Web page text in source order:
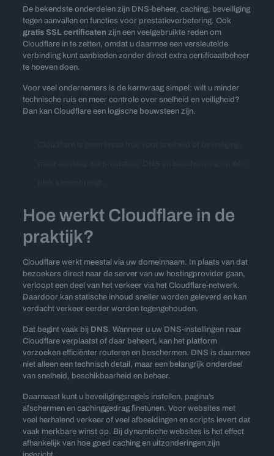
De bekendste onderdelen zijn DNS-beheer, caching, beveiliging
tegen aanvallen en functies voor prestatieverbetering. Ook
gratis SSL certificaten zijn een veelgebruikte reden om
Cloudflare in te zetten, omdat u daarmee een versleutelde
verbinding kunt aanbieden zonder direct extra certificaatbeheer
te hoeven doen.
Voor veel ondernemers is de kernvraag simpel: wilt u minder
technische ruis en meer controle over snelheid en veiligheid?
Dan kan Cloudflare een logische bouwsteen zijn.
Hoe werkt Cloudflare in de
praktijk?
Cloudflare werkt meestal via uw domeinnaam. In plaats van dat
bezoekers direct naar de server van uw hostingprovider gaan,
verloopt een deel van het verkeer via het Cloudflare-netwerk.
Daardoor kan statische inhoud sneller worden geleverd en kan
verdacht verkeer eerder worden tegengehouden.
Dat begint vaak bij DNS. Wanneer u uw DNS-instellingen naar
Cloudflare verplaatst of daar beheert, kan het platform
verzoeken efficiënter routeren en beschermen. DNS is daarmee
niet alleen een technisch detail, maar een belangrijk onderdeel
van snelheid, beschikbaarheid en beheer.
Daarnaast kunt u beveiligingsregels instellen, pagina’s
afschermen en cachinggedrag finetunen. Voor websites met
veel herhalend verkeer of veel afbeeldingen en scripts levert dat
vaak merkbare winst op. Bij dynamische websites is het effect
afhankelijk van hoe goed caching en uitzonderingen zijn